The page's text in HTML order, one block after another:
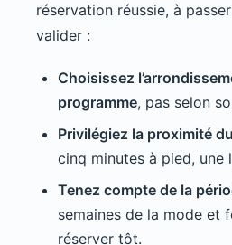
réservation réussie, à
valider :
Choisissez
programme, pas selon
Privilégiez la proximité
cinq minutes à pied, une
Tenez compte de la
semaines de la mode et
réserver tôt.